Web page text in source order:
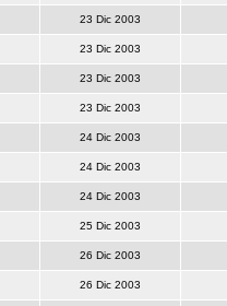
23 Dic 2003
23 Dic 2003
23 Dic 2003
23 Dic 2003
24 Dic 2003
24 Dic 2003
24 Dic 2003
25 Dic 2003
26 Dic 2003
26 Dic 2003